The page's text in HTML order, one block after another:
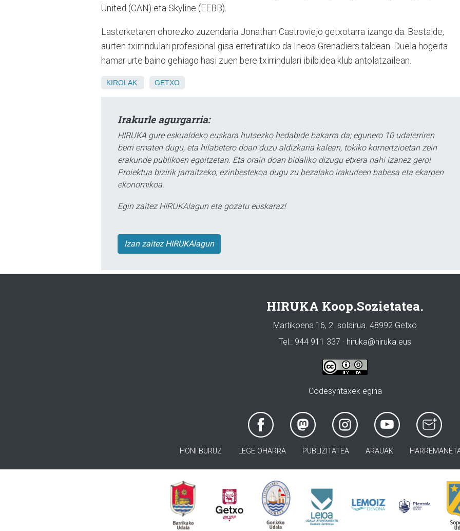
United (CAN) eta Skyline (EEBB).
Lasterketaren ohorezko zuzendaria Jonathan Castroviejo getxotarra izango da. Bestalde,
aurten txirrindulari profesional gisa erretiratuko da Ineos Grenadiers taldean. Duela hogeita
hamar urte baino gehiago hasi zuen bere txirrindulari ibilbidea klub antolatzailean.
KIROLAK GETXO
Irakurle agurgarria:
HIRUKA gure eskualdeko euskara hutsezko hedabide bakarra da; egunero 10 udalerriren
berri ematen dugu, eta hilabetero doan duzu aldizkaria kalean, tokiko komertzioetan zein
erakunde publikoen egoitzetan. Eta orain doan bidaliko dizugu etxera nahi izanez gero!
Proiektua bizirik jarraitzeko, ezinbestekoa dugu zu bezalako irakurleen babesa eta ekarpen
ekonomikoa.
Egin zaitez HIRUKAlagun eta gozatu euskaraz!
Izan zaitez HIRUKAlagun
HIRUKA Koop.Sozietatea.
Martikoena 16, 2. solairua. 48992 Getxo
Tel.: 944 911 337 · hiruka@hiruka.eus
Codesyntaxek egina
HONI BURUZ LEGE OHARRA PUBLIZITATEA ARAUAK